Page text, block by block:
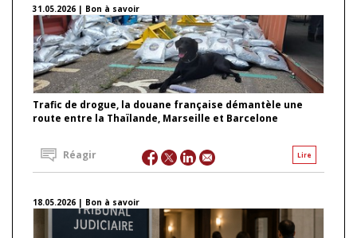
31.05.2026 | Bon à savoir
Trafic de drogue, la douane française démantèle une
route entre la Thaïlande, Marseille et Barcelone
Lire
Réagir
18.05.2026 | Bon à savoir